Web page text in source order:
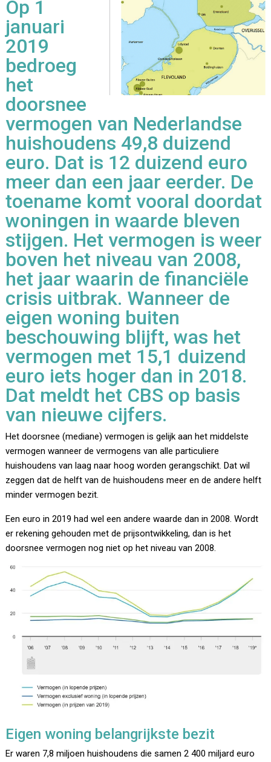
Op 1
januari
2019
bedroeg
het
doorsnee
vermogen van Nederlandse
huishoudens 49,8 duizend
euro. Dat is 12 duizend euro
meer dan een jaar eerder. De
toename komt vooral doordat
woningen in waarde bleven
stijgen. Het vermogen is weer
boven het niveau van 2008,
het jaar waarin de financiële
crisis uitbrak. Wanneer de
eigen woning buiten
beschouwing blijft, was het
vermogen met 15,1 duizend
euro iets hoger dan in 2018.
Dat meldt het CBS op basis
van nieuwe cijfers.
Het doorsnee (mediane) vermogen is gelijk aan het middelste
vermogen wanneer de vermogens van alle particuliere
huishoudens van laag naar hoog worden gerangschikt. Dat wil
zeggen dat de helft van de huishoudens meer en de andere helft
minder vermogen bezit.
Een euro in 2019 had wel een andere waarde dan in 2008. Wordt
er rekening gehouden met de prijsontwikkeling, dan is het
doorsnee vermogen nog niet op het niveau van 2008.
Eigen woning belangrijkste bezit
Er waren 7,8 miljoen huishoudens die samen 2 400 miljard euro